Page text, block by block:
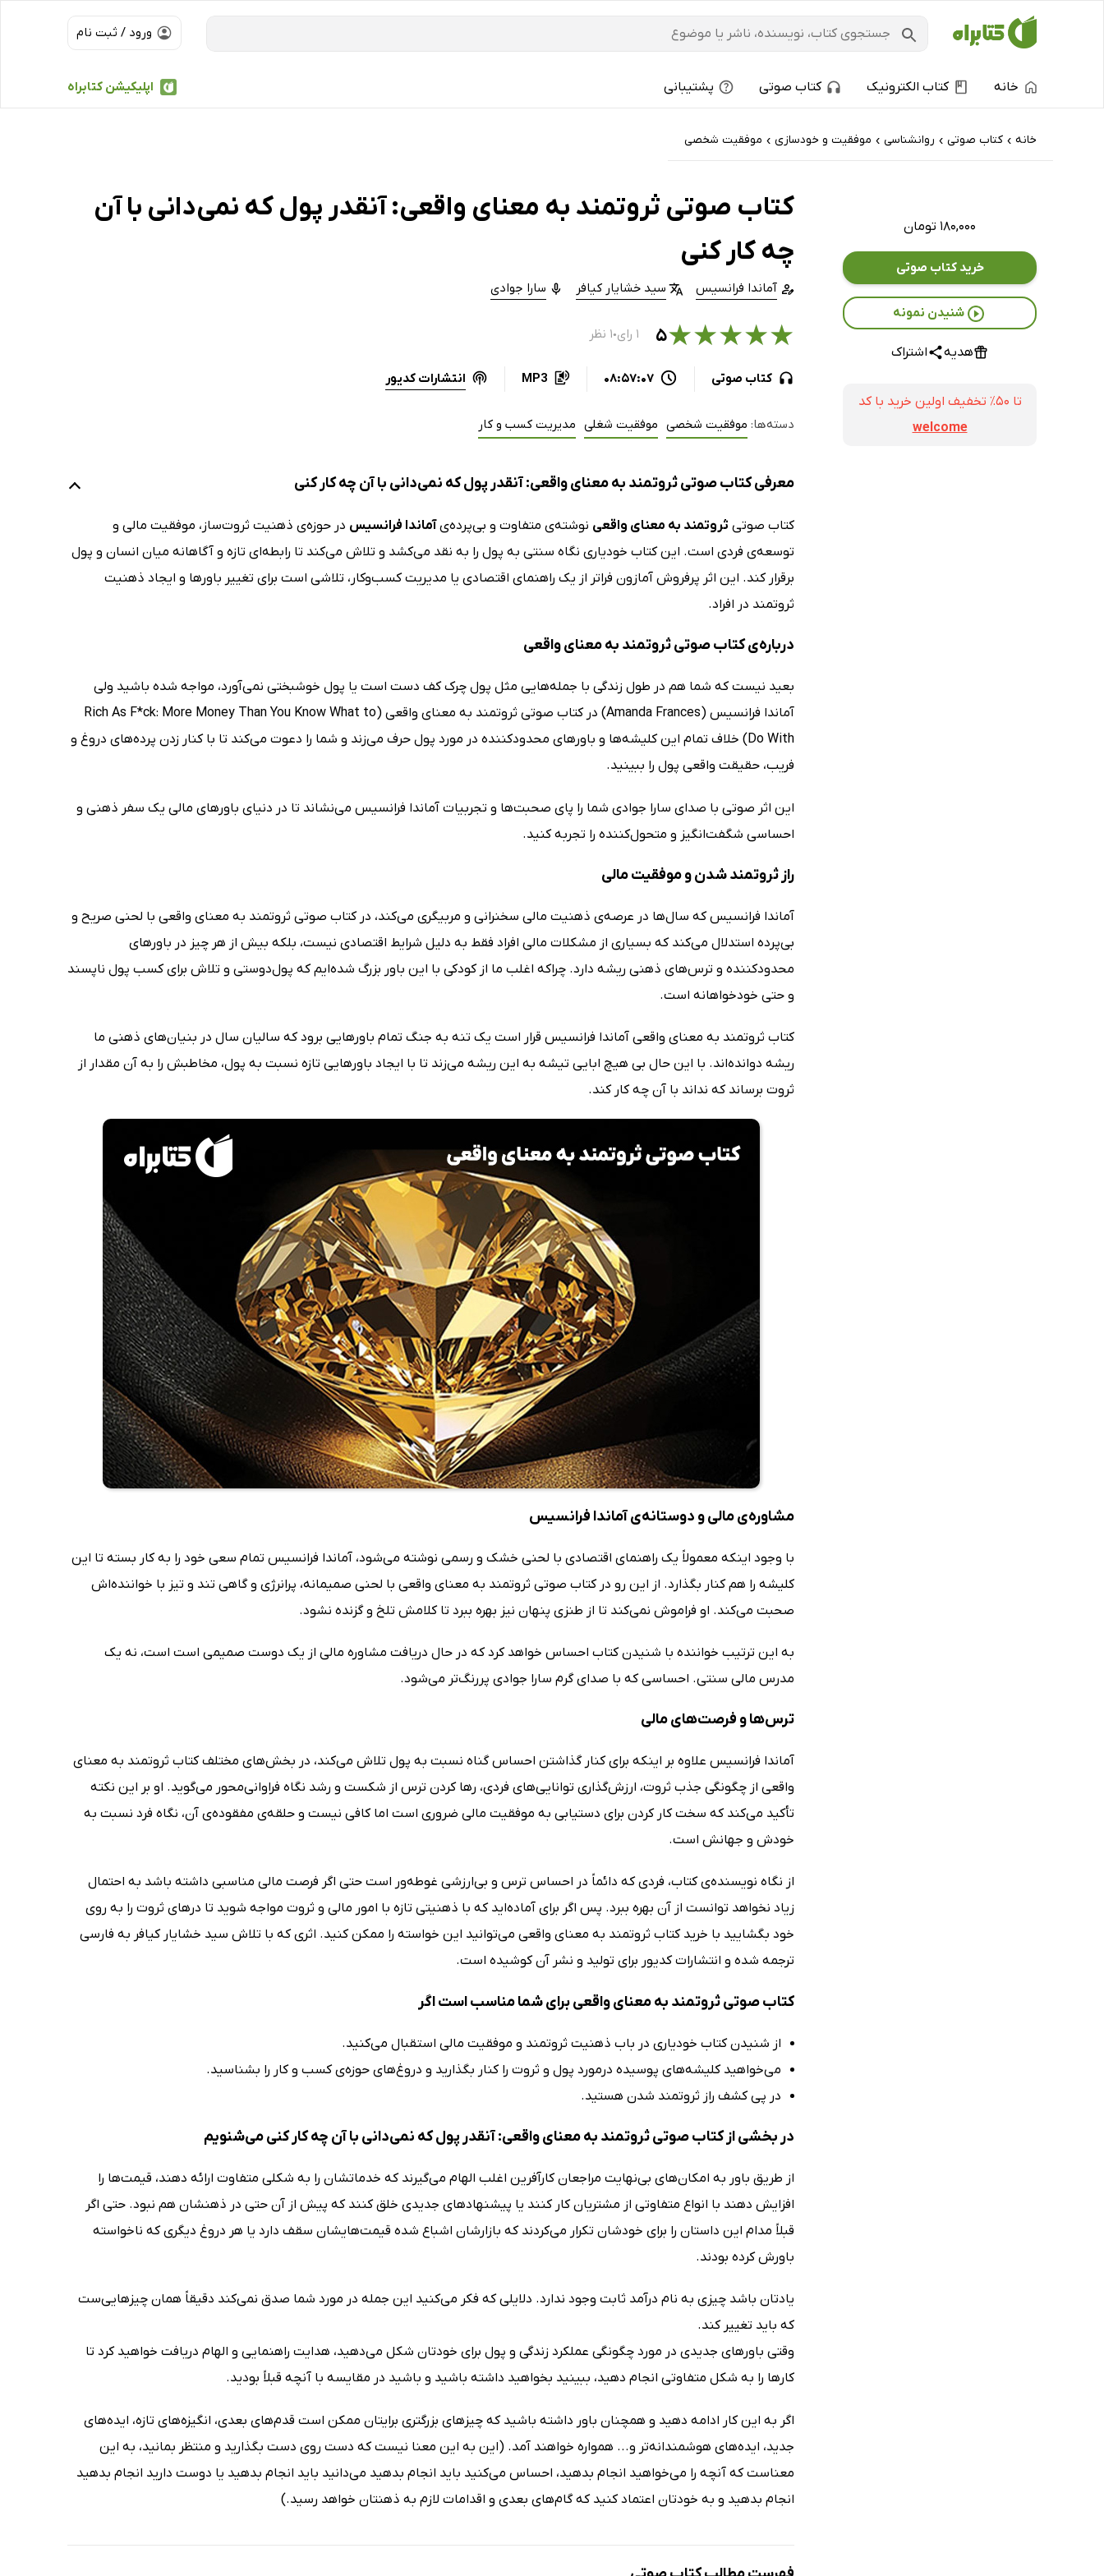
ورود / ثبت نام
اپلیکیشن کتابراه خانه کتاب الکترونیک کتاب صوتی پشتیبانی
خانه › کتاب‌ صوتی › روانشناسی › موفقیت و خودسازی › موفقیت شخصی
۱۸۰,۰۰۰ تومان
خرید کتاب صوتی
شنیدن نمونه
هدیه اشتراک
تا ۵۰٪ تخفیف اولین خرید با کد
welcome
کتاب صوتی ثروتمند به معنای واقعی: آنقدر پول که نمی‌دانی با آن
چه کار کنی
آماندا فرانسیس سید خشایار کیافر سارا جوادی
★
★
★
★
★۵ ۱ رای ● ۱ نظر
کتاب صوتی 08:57:07
MP3 انتشارات کدیور
دسته‌ها: موفقیت شخصی موفقیت شغلی مدیریت کسب و کار
معرفی کتاب صوتی ثروتمند به معنای واقعی: آنقدر پول که نمی‌دانی با آن چه کار کنی
کتاب صوتی ثروتمند به معنای واقعی نوشته‌ی متفاوت و بی‌پرده‌یآماندا فرانسیس در حوزه‌ی ذهنیت ثروت‌ساز، موفقیت مالی و
توسعه‌ی فردی است. این کتاب خودیاری نگاه سنتی به پول را به نقد می‌کشد و تلاش می‌کند تا رابطه‌ای تازه و آگاهانه میان انسان و پول
برقرار کند. این اثر پرفروش آمازون فراتر از یک راهنمای اقتصادی یا مدیریت کسب‌وکار، تلاشی است برای تغییر باورها و ایجاد ذهنیت
ثروتمند در افراد.
درباره‌ی کتاب صوتی ثروتمند به معنای واقعی
بعید نیست که شما هم در طول زندگی با جمله‌هایی مثل پول چرک کف دست است یا پول خوشبختی نمی‌آورد، مواجه شده باشید ولی
آماندا فرانسیس (Amanda Frances) در کتاب صوتی ثروتمند به معنای واقعی (Rich As F*ck: More Money Than You Know What to
Do With) خلاف تمام این کلیشه‌ها و باورهای محدودکننده در مورد پول حرف می‌زند و شما را دعوت می‌کند تا با کنار زدن پرده‌های دروغ و
فریب، حقیقت واقعی پول را ببینید.
این اثر صوتی با صدای سارا جوادی شما را پای صحبت‌ها و تجربیات آماندا فرانسیس می‌نشاند تا در دنیای باورهای مالی یک سفر ذهنی و
احساسی شگفت‌انگیز و متحول‌کننده را تجربه کنید.
راز ثروتمند شدن و موفقیت مالی
آماندا فرانسیس که سال‌ها در عرصه‌ی ذهنیت مالی سخنرانی و مربیگری می‌کند، در کتاب صوتی ثروتمند به معنای واقعی با لحنی صریح و
بی‌پرده استدلال می‌کند که بسیاری از مشکلات مالی افراد فقط به دلیل شرایط اقتصادی نیست، بلکه بیش از هر چیز در باورهای
محدودکننده و ترس‌های ذهنی ریشه دارد. چراکه اغلب ما از کودکی با این باور بزرگ شده‌ایم که پول‌دوستی و تلاش برای کسب پول ناپسند
و حتی خودخواهانه است.
کتاب ثروتمند به معنای واقعی آماندا فرانسیس قرار است یک تنه به جنگ تمام باورهایی برود که سالیان سال در بنیان‌های ذهنی ما
ریشه دوانده‌اند. با این حال بی هیچ ابایی تیشه به این ریشه می‌زند تا با ایجاد باورهایی تازه نسبت به پول، مخاطبش را به آن مقدار از
ثروت برساند که نداند با آن چه کار کند.
مشاوره‌ی مالی و دوستانه‌ی آماندا فرانسیس
با وجود اینکه معمولاً یک راهنمای اقتصادی با لحنی خشک و رسمی نوشته می‌شود، آماندا فرانسیس تمام سعی خود را به کار بسته تا این
کلیشه را هم کنار بگذارد. از این رو در کتاب صوتی ثروتمند به معنای واقعی با لحنی صمیمانه، پرانرژی و گاهی تند و تیز با خواننده‌اش
صحبت می‌کند. او فراموش نمی‌کند تا از طنزی پنهان نیز بهره ببرد تا کلامش تلخ و گزنده نشود.
به این ترتیب خواننده با شنیدن کتاب احساس خواهد کرد که در حال دریافت مشاوره مالی از یک دوست صمیمی است است، نه یک
مدرس مالی سنتی. احساسی که با صدای گرم سارا جوادی پررنگ‌تر می‌شود.
ترس‌ها و فرصت‌های مالی
آماندا فرانسیس علاوه بر اینکه برای کنار گذاشتن احساس گناه نسبت به پول تلاش می‌کند، در بخش‌های مختلف کتاب ثروتمند به معنای
واقعی از چگونگی جذب ثروت، ارزش‌گذاری توانایی‌های فردی، رها کردن ترس از شکست و رشد نگاه فراوانی‌محور می‌گوید. او بر این نکته
تأکید می‌کند که سخت کار کردن برای دستیابی به موفقیت مالی ضروری است اما کافی نیست و حلقه‌ی مفقوده‌ی آن، نگاه فرد نسبت به
خودش و جهانش است.
از نگاه نویسنده‌ی کتاب، فردی که دائماً در احساس ترس و بی‌ارزشی غوطه‌ور است حتی اگر فرصت مالی مناسبی داشته باشد به احتمال
زیاد نخواهد توانست از آن بهره ببرد. پس اگر برای آماده‌اید که با ذهنیتی تازه با امور مالی و ثروت مواجه شوید تا درهای ثروت را به روی
خود بگشایید با خرید کتاب ثروتمند به معنای واقعی می‌توانید این خواسته را ممکن کنید. اثری که با تلاش سید خشایار کیافر به فارسی
ترجمه شده و انتشارات کدیور برای تولید و نشر آن کوشیده است.
کتاب صوتی ثروتمند به معنای واقعی برای شما مناسب است اگر
از شنیدن کتاب خودیاری در باب ذهنیت ثروتمند و موفقیت مالی استقبال می‌کنید.
می‌خواهید کلیشه‌های پوسیده درمورد پول و ثروت را کنار بگذارید و دروغ‌های حوز‌ه‌ی کسب و کار را بشناسید.
در پی کشف راز ثروتمند شدن هستید.
در بخشی از کتاب صوتی ثروتمند به معنای واقعی: آنقدر پول که نمی‌دانی با آن چه کار کنی می‌شنویم
از طریق باور به امکان‌های بی‌نهایت مراجعان کارآفرین اغلب الهام می‌گیرند که خدماتشان را به شکلی متفاوت ارائه دهند، قیمت‌ها را
افزایش دهند با انواع متفاوتی از مشتریان کار کنند یا پیشنهادهای جدیدی خلق کنند که پیش از آن حتی در ذهنشان هم نبود. حتی اگر
قبلاً مدام این داستان را برای خودشان تکرار می‌کردند که بازارشان اشباع شده قیمت‌هایشان سقف دارد یا هر دروغ دیگری که ناخواسته
باورش کرده بودند.
یادتان باشد چیزی به نام درآمد ثابت وجود ندارد. دلایلی که فکر می‌کنید این جمله در مورد شما صدق نمی‌کند دقیقاً همان چیزهایی‌ست
که باید تغییر کند.
وقتی باورهای جدیدی در مورد چگونگی عملکرد زندگی و پول برای خودتان شکل می‌دهید، هدایت راهنمایی و الهام دریافت خواهید کرد تا
کارها را به شکل متفاوتی انجام دهید، ببینید بخواهید داشته باشید و باشید در مقایسه با آنچه قبلاً بودید.
اگر به این کار ادامه دهید و همچنان باور داشته باشید که چیزهای بزرگتری برایتان ممکن است قدم‌های بعدی، انگیزه‌های تازه، ایده‌های
جدید، ایده‌های هوشمندانه‌تر و... همواره خواهند آمد. (این به این معنا نیست که دست روی دست بگذارید و منتظر بمانید، به این
معناست که آنچه را می‌خواهید انجام بدهید، احساس می‌کنید باید انجام بدهید می‌دانید باید انجام بدهید یا دوست دارید انجام بدهید
انجام بدهید و به خودتان اعتماد کنید که گام‌های بعدی و اقدامات لازم به ذهنتان خواهد رسید.)